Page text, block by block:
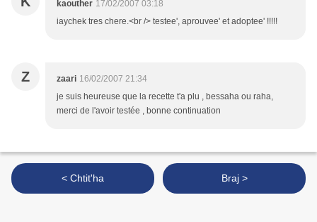
kaouther 17/02/2007 03:18
iaychek tres chere.<br /> testee', aprouvee' et adoptee' !!!!!
Z zaari 16/02/2007 21:34
je suis heureuse que la recette t'a plu , bessaha ou raha,
merci de l'avoir testée , bonne continuation
< Chtit'ha Braj >